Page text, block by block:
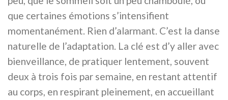
que certaines émotions s’intensifient
momentanément. Rien d’alarmant. C’est la danse
naturelle de l’adaptation. La clé est d’y aller avec
bienveillance, de pratiquer lentement, souvent
deux à trois fois par semaine, en restant attentif
au corps, en respirant pleinement, en accueillant